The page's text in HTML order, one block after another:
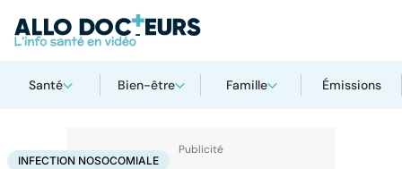
Santé Bien-être Famille Émissions
AccueilSantéSociétéJusticeInfection nosocomiale
INFECTION NOSOCOMIALE